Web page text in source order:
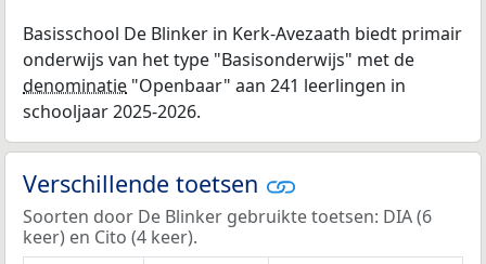
Basisschool De Blinker in Kerk-Avezaath biedt primair
onderwijs van het type "Basisonderwijs" met de
denominatie "Openbaar" aan 241 leerlingen in
schooljaar 2025-2026.
Verschillende toetsen
Soorten door De Blinker gebruikte toetsen: DIA (6
keer) en Cito (4 keer).